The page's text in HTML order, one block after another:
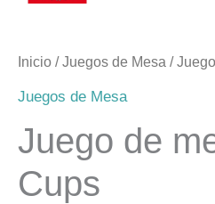
Inicio /Juegos de Mesa /
Juegos de Mesa
Juego de
Cups